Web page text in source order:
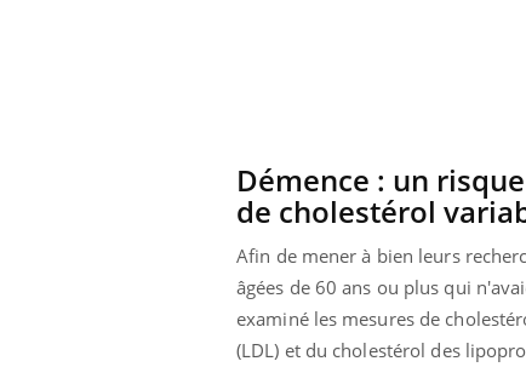
Démence : un
de cholestérol
Afin de mener à bien leurs
âgées de 60 ans ou plus qui
examiné les mesures de
(LDL) et du cholestérol des